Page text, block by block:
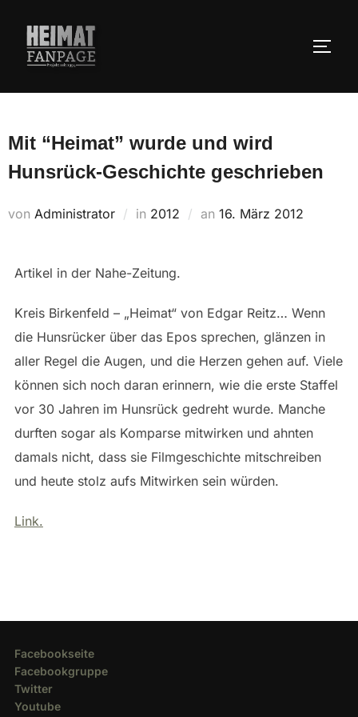
Inhalt
springen
Mit “Heimat” wurde und wird
Hunsrück-Geschichte geschrieben
von Administrator in 2012 an Veröffentlicht
16. März 2012
Artikel in der Nahe-Zeitung.
Kreis Birkenfeld – „Heimat“ von Edgar Reitz… Wenn
die Hunsrücker über das Epos sprechen, glänzen in
aller Regel die Augen, und die Herzen gehen auf. Viele
können sich noch daran erinnern, wie die erste Staffel
vor 30 Jahren im Hunsrück gedreht wurde. Manche
durften sogar als Komparse mitwirken und ahnten
damals nicht, dass sie Filmgeschichte mitschreiben
und heute stolz aufs Mitwirken sein würden.
Link.
Facebookseite
Facebookgruppe
Twitter
Youtube